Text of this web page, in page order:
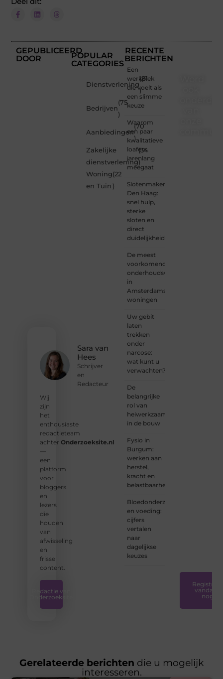
GEPUBLICEERD
DOOR
Sara van
Hees
Schrijver
en
Redacteur
Wij
zijn
het
enthousiaste
redactieteam
achter Onderzoeksite.nl
—
een
platform
voor
bloggers
en
lezers
die
houden
van
afwisseling
en
frisse
content.
Redactie van
Onderzoeksite
POPULAR
CATEGORIES
Dienstverlening
(81
)
Bedrijven
(75
)
Aanbiedingen
(70
)
Zakelijke
dienstverlening
(34
)
Woning
en Tuin
(22
)
RECENTE
BERICHTEN
Een
werkplek
die voelt als
een slimme
keuze
Waarom
een paar
kwalitatieve
loafers
jarenlang
meegaat
Slotenmaker
Den Haag:
snel hulp,
sterke
sloten en
direct
duidelijkheid
De meest
voorkomende
onderhoudswerkzaamheden
in
Amsterdamse
woningen
Uw gebit
laten
trekken
onder
narcose:
wat kunt u
verwachten?
De
belangrijke
rol van
heiwerkzaamheden
in de bouw
Fysio in
Burgum:
werken aan
herstel,
kracht en
belastbaarheid
Bloedonderzoek
en voeding:
cijfers
vertalen
naar
dagelijkse
keuzes
Registreer
vandaag
nog
Gerelateerde berichten die u mogelijk
interesseren.